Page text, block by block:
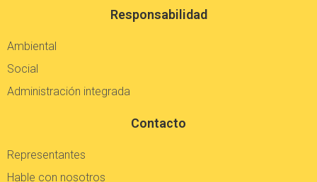
Responsabilidad
Ambiental
Social
Administración integrada
Contacto
Representantes
Hable con nosotros